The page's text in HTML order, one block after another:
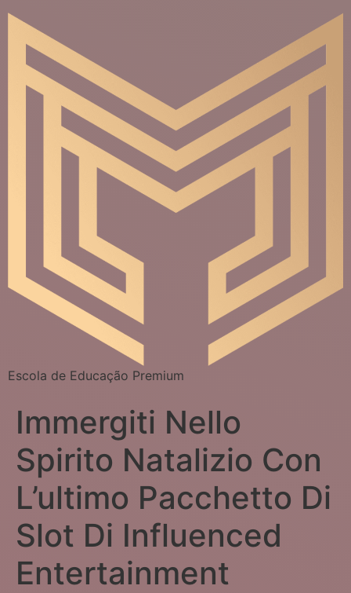
Escola de Educação Premium
Immergiti Nello
Spirito Natalizio Con
L’ultimo Pacchetto Di
Slot Di Influenced
Entertainment